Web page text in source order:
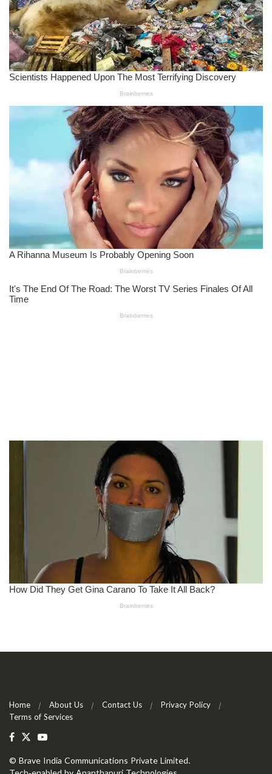
Home About Us Contact Us
Privacy Policy
Terms of Services
© Brave India Communications Private Limited.